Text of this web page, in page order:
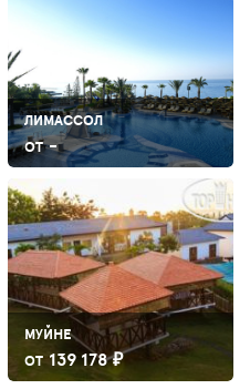
ЛИМАССОЛ
ОТ -
МУЙНЕ
ОТ 139 178 ₽